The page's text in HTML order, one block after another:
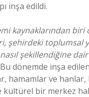
inşa edildi.
kaynaklarından
şehirdeki toplumsal
nasıl şekillendiğine
Bu dönemde inşa edilen
hamamlar ve hanlar,
kültürel bir merkez